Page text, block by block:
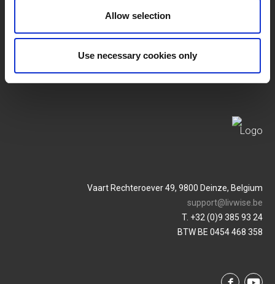
Allow selection
Use necessary cookies only
Politique De Confidentialité Service & Contact
Vaart Rechteroever 49, 9800 Deinze, Belgium
support@livwise.be
T. +32 (0)9 385 93 24
BTW BE 0454 468 358